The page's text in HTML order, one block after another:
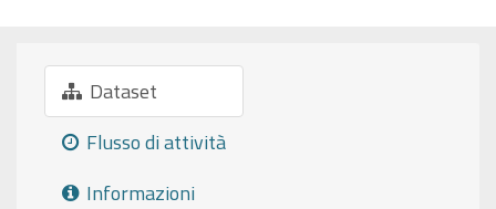
Dataset
Flusso di attività
Informazioni